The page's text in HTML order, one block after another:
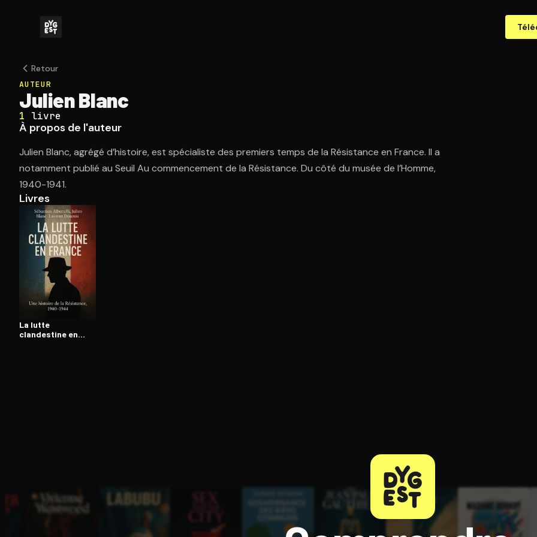
Retour
AUTEUR
Julien Blanc
1 livre
À propos de l'auteur
Julien Blanc, agrégé d’histoire, est spécialiste des premiers temps de la Résistance en France. Il a
notamment publié au Seuil Au commencement de la Résistance. Du côté du musée de l’Homme,
1940-1941.
Livres
La lutte
clandestine en